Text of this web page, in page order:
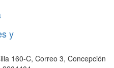
160-C, Correo 3, Concepción